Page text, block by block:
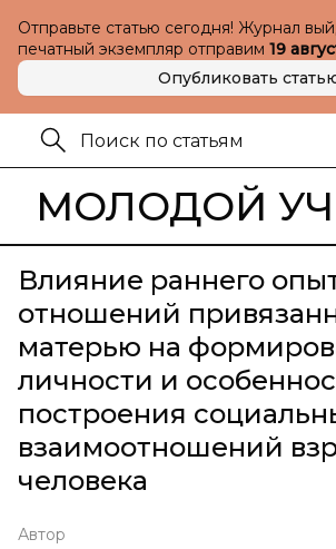
Отправьте статью сегодня! Журнал
печатный экземпляр отправим 19
Опубликовать
МОЛОДОЙ
Влияние раннего
отношений
матерью на
личности и
построения
взаимоотношений
человека
Автор